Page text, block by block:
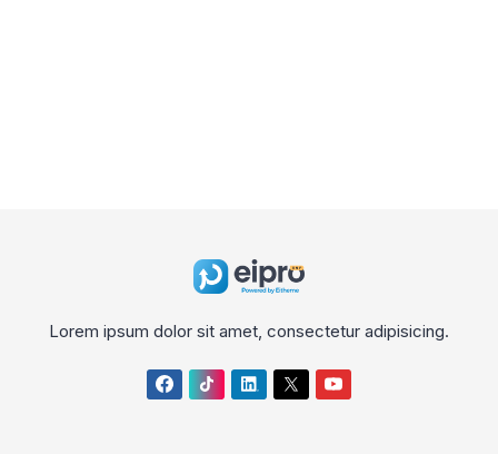
Lorem ipsum dolor sit amet, consectetur adipisicing.